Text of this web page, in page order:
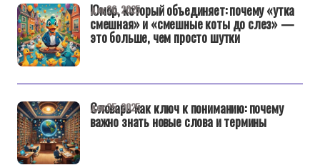
Юмор, который объединяет: почему «утка
смешная» и «смешные коты до слез» —
это больше, чем просто шутки
дек 26, 2025
Словарь как ключ к пониманию: почему
важно знать новые слова и термины
дек 25, 2025